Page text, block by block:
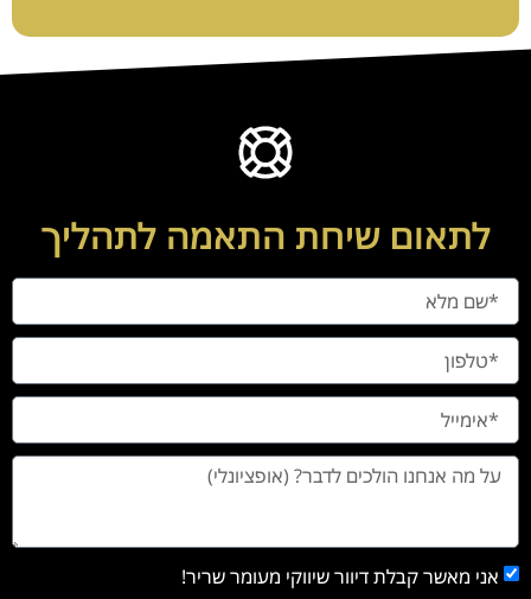
לתאום שיחת התאמה לתהליך
אני מאשר קבלת דיוור שיווקי מעומר שריר!